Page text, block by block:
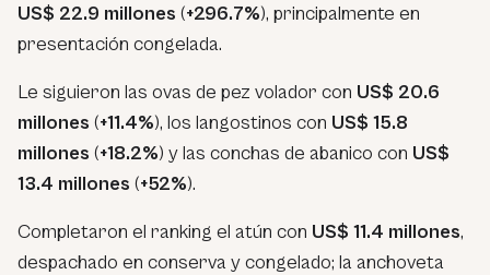
US$ 22.9 millones (+296.7%), principalmente en
presentación congelada.
Le siguieron las ovas de pez volador con US$ 20.6
millones (+11.4%), los langostinos con US$ 15.8
millones (+18.2%) y las conchas de abanico con US$
13.4 millones (+52%).
Completaron el ranking el atún con US$ 11.4 millones,
despachado en conserva y congelado; la anchoveta